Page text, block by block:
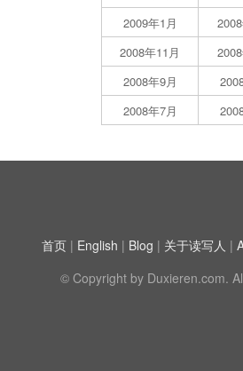
2009年1月
2008年11月
2008年9月
2008年7月
首页| English | Blog | 关于读写人 |
© Copyright by Duxieren.com.